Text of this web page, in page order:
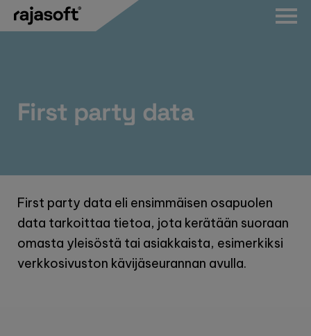
Hyppää
sisältöön
First party data
First party data eli ensimmäisen osapuolen
data tarkoittaa tietoa, jota kerätään suoraan
omasta yleisöstä tai asiakkaista, esimerkiksi
verkkosivuston kävijäseurannan avulla.